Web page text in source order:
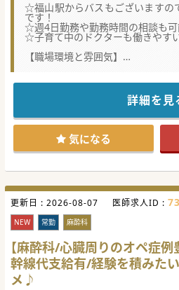
☆福山駅からバスもございますの
です！
☆週4日勤務や勤務時間の相談も可
☆子育て中のドクターも働きやす
【職場環境と雰囲気】
■放射線科医は当直やオンコー
きる環境です。
■週4日勤務や勤務時間の柔軟な
中の先生であっても安心して仕事
ていただけます。
■新幹線代や必要に応じたタクシ
ており、広域や遠方からの通勤で
だけます。
■月間400件程度おこなわれるCT
読影業務を担当し、迅速かつ正確
だきます。
■約10名在籍する放射線技師チー
ら、撮影条件の最適化や円滑な読
だきます。
■心血管疾患の救急対応やカテー
科・心臓血管外科の臨床医へ、画
言を行います。
【募集背景】
■心疾患に特化した専門病院とし
詳細を見
気になる
更新日 : 2026-08-07 医師求人ID :
NEW 常勤 麻酔科
【麻酔科/心臓周りのオペ症
幹線代支給有/経験を積みた
メ♪